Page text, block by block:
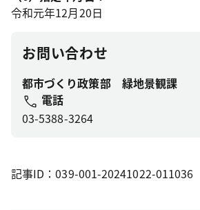
令和元年12月20日
お問い合わせ
都市づくり政策部 緑地景観課
電話
03-5388-3264
記事ID：039-001-20241022-011036